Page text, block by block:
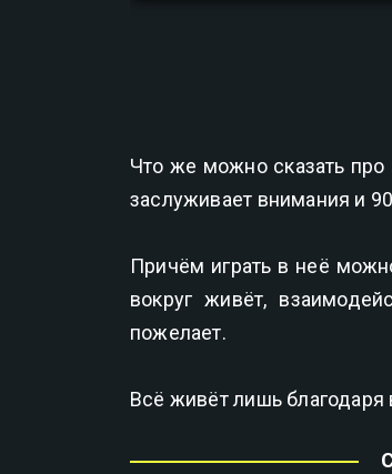
Что же можно сказать про
заслуживает внимания и
Причём играть в неё
вокруг живёт,
пожелает.
Всё живёт лишь благодаря